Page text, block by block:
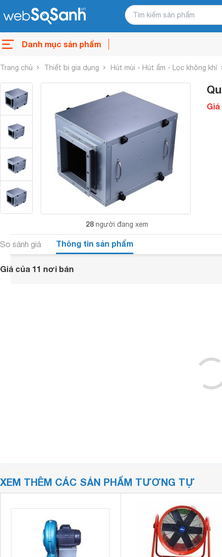
Danh mục sản phẩm
Trang chủ Thiết bị gia dụng Hút mùi - Hút ẩm - Lọc không khí
28 người đang xem
Giá
So sánh giá Thông tin sản phẩm
Giá của 11 nơi bán
XEM THÊM CÁC SẢN PHẨM TƯƠNG TỰ